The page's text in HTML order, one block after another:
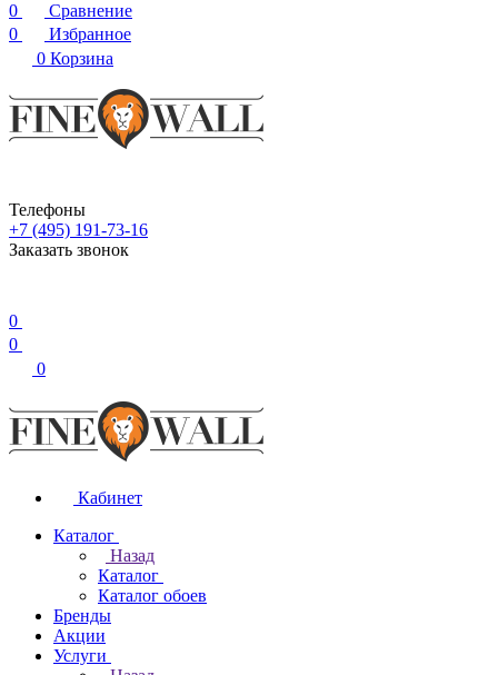
0
Сравнение
0
Избранное
0 Корзина
Телефоны
+7 (495) 191-73-16
Заказать звонок
0
0
0
Кабинет
Каталог
Назад
Каталог
Каталог обоев
Бренды
Акции
Услуги